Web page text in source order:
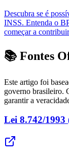
Descubra se é
INSS. Entenda o
começar a
📚 Fontes
Este artigo foi
governo brasileiro.
garantir a
Lei 8.742/